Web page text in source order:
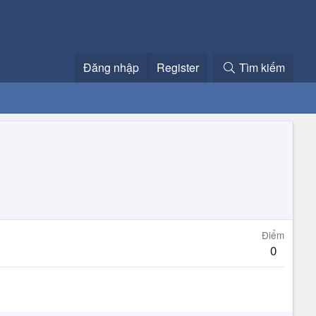
Đăng nhập Register Tìm kiếm
Điểm
0